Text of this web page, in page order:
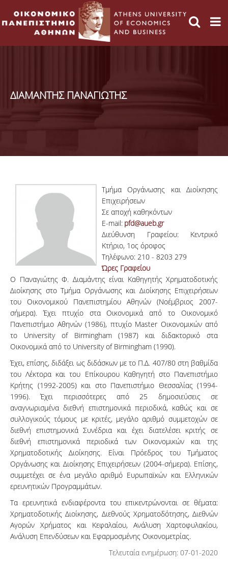
ΔΙΑΜΑΝΤΗΣ ΠΑΝΑΓΙΩΤΗΣ
Τμήμα Οργάνωσης και Διοίκησης
Επιχειρήσεων
Σε αποχή καθηκόντων
E-mail: pfd@aueb.gr
Διεύθυνση Γραφείου: Κεντρικό
Κτήριο, 1ος όροφος
Τηλέφωνο: 210 - 8203 279
Ώρες Γραφείου
Ο Παναγιώτης Φ. Διαμάντης είναι Καθηγητής Χρηματοδοτικής
Διοίκησης στο Τμήμα Οργάνωσης και Διοίκησης Επιχειρήσεων
του Οικονομικού Πανεπιστημίου Αθηνών (Νοέμβριος 2007-
σήμερα). Έχει πτυχίο στα Οικονομικά από το Οικονομικό
Πανεπιστήμιο Αθηνών (1986), πτυχίο Master Οικονομικών από
το University of Birmingham (1987) και διδακτορικό στα
Οικονομικά από το University of Birmingham (1990).
Έχει, επίσης, διδάξει ως διδάσκων με το Π.Δ. 407/80 στη βαθμίδα
του Λέκτορα και του Επίκουρου Καθηγητή στο Πανεπιστήμιο
Κρήτης (1992-2005) και στο Πανεπιστήμιο Θεσσαλίας (1994-
1996). Έχει περισσότερες από 25 δημοσιεύσεις σε
αναγνωρισμένα διεθνή επιστημονικά περιοδικά, καθώς και σε
συλλογικούς τόμους με κριτές, μεγάλο αριθμό συμμετοχών σε
διεθνή επιστημονικά Συνέδρια και έχει διατελέσει κριτής σε
διεθνή επιστημονικά περιοδικά των Οικονομικών και της
Χρηματοδοτικής Διοίκησης. Είναι Πρόεδρος του Τμήματος
Οργάνωσης και Διοίκησης Επιχειρήσεων (2004-σήμερα). Επίσης,
συμμετέχει σε ένα μεγάλο αριθμό Ευρωπαϊκών και Ελληνικών
ερευνητικών Προγραμμάτων.
Τα ερευνητικά ενδιαφέροντα του επικεντρώνονται σε θέματα:
Χρηματοδοτικής Διοίκησης, Διεθνούς Χρηματοδότησης, Διεθνών
Αγορών Χρήματος και Κεφαλαίου, Ανάλυση Χαρτοφυλακίου,
Ανάλυση Επενδύσεων και Εφαρμοσμένης Οικονομετρίας.
Τελευταία ενημέρωση: 07-01-2020